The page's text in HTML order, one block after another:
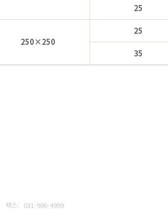
25
250×250
25
35
팩스: 031-986-4999